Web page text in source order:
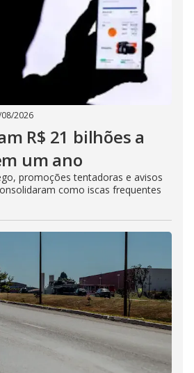
2026
R$ 21 bilhões a
um ano
promoções tentadoras e avisos
como iscas frequentes